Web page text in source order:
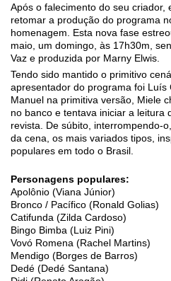
Após o falecimento do seu criador,
retomar a produção do programa
homenagem. Esta nova fase
maio, um domingo, às 17h30m,
Vaz e produzida por Marny Elwis.
Tendo sido mantido o primitivo
apresentador do programa foi Luís
Manuel na primitiva versão, Miele
no banco e tentava iniciar a leitura
revista. De súbito, interrompendo-
da cena, os mais variados tipos,
populares em todo o Brasil.
Personagens populares:
Apolônio (Viana Júnior)
Bronco / Pacífico (Ronald Golias)
Catifunda (Zilda Cardoso)
Bingo Bimba (Luiz Pini)
Vovó Romena (Rachel Martins)
Mendigo (Borges de Barros)
Dedé (Dedé Santana)